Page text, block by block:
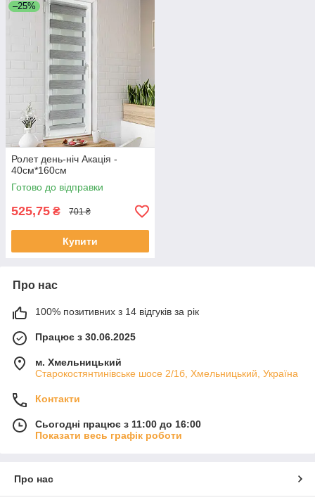
–25%
Ролет день-ніч Акація -
40см*160см
Готово до відправки
525,75 ₴ 701 ₴
Купити
Про нас
100% позитивних з 14 відгуків за рік
Працює з 30.06.2025
м. Хмельницький
Старокостянтинівське шосе 2/1б, Хмельницький, Україна
Контакти
Сьогодні працює з 11:00 до 16:00
Показати весь графік роботи
Про нас